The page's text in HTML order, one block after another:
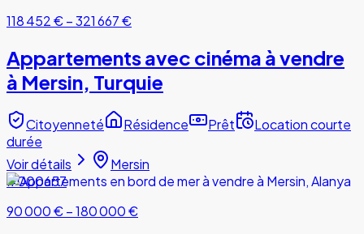
118 452 €–321 667 €
Appartements avec cinéma à vendre
à Mersin, Turquie
Citoyenneté Résidence Prêt
Location courte
durée
Voir détails
Mersin
#000657
90 000 €–180 000 €